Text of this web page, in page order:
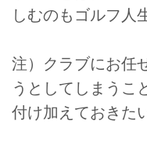
しむのもゴルフ人
注）クラブにお任
うとしてしまうこ
付け加えておきた